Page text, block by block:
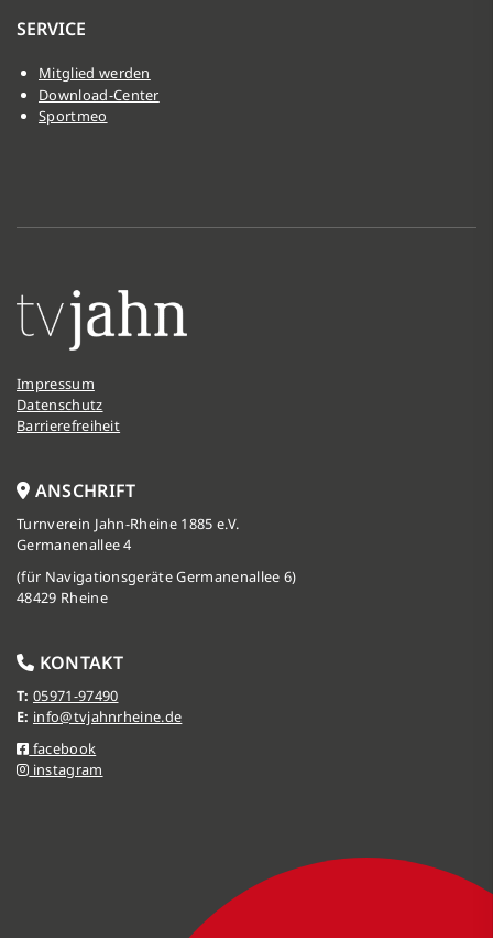
SERVICE
Mitglied werden
Download-Center
Sportmeo
Impressum
Datenschutz
Barrierefreiheit
ANSCHRIFT
Turnverein Jahn-Rheine 1885 e.V.
Germanenallee 4
(für Navigationsgeräte Germanenallee 6)
48429 Rheine
KONTAKT
T: 05971-97490
E: info@tvjahnrheine.de
facebook
instagram